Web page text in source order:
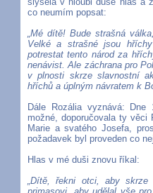
co neumím popsat:
„Mé dítě! Bude strašná
Velké a strašné jsou
potrestat tento národ za
nenávist. Ale záchrana pro
v plnosti skrze slavnostní
hříchů a úplným návratem k
Dále Rozália vyznává:
možné, doporučovala ty
Marie a svatého Josefa,
požadavek byl proveden co
Hlas v mé duši znovu říkal:
„Dítě, řekni otci, aby skrze